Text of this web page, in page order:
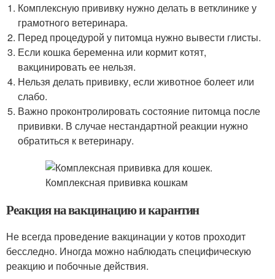
Комплексную прививку нужно делать в ветклинике у
грамотного ветеринара.
Перед процедурой у питомца нужно вывести глисты.
Если кошка беременна или кормит котят,
вакцинировать ее нельзя.
Нельзя делать прививку, если животное болеет или
слабо.
Важно проконтролировать состояние питомца после
прививки. В случае нестандартной реакции нужно
обратиться к ветеринару.
Реакция на вакцинацию и карантин
Не всегда проведение вакцинации у котов проходит
бесследно. Иногда можно наблюдать специфическую
реакцию и побочные действия.